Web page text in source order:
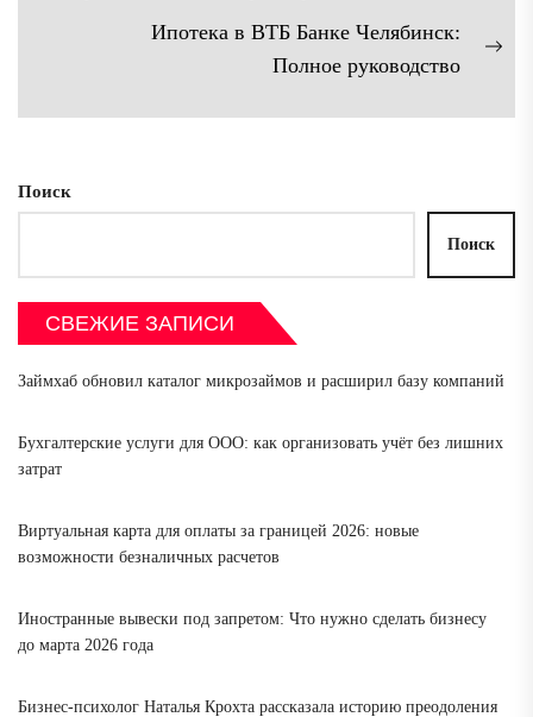
Ипотека в ВТБ Банке Челябинск:
Полное руководство
Поиск
Поиск
СВЕЖИЕ ЗАПИСИ
Займхаб обновил каталог микрозаймов и расширил базу компаний
Бухгалтерские услуги для ООО: как организовать учёт без лишних
затрат
Виртуальная карта для оплаты за границей 2026: новые
возможности безналичных расчетов
Иностранные вывески под запретом: Что нужно сделать бизнесу
до марта 2026 года
Бизнес-психолог Наталья Крохта рассказала историю преодоления